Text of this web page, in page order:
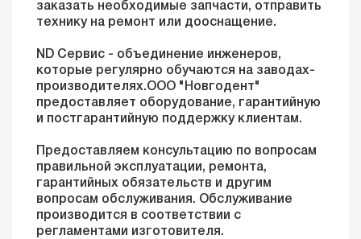
заказать необходимые запчасти, отправить
технику на ремонт или дооснащение.
ND Сервис - объединение инженеров,
которые регулярно обучаются на заводах-
производителях.OOO "Новгодент"
предоставляет оборудование, гарантийную
и постгарантийную поддержку клиентам.
Предоставляем консультацию по вопросам
правильной эксплуатации, ремонта,
гарантийных обязательств и другим
вопросам обслуживания. Обслуживание
производится в соответствии с
регламентами изготовителя.